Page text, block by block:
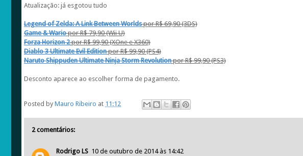
Atualização: já esgotou tudo
Legend of Zelda: A Link Between Worldspor R$ 69,90 (3DS)
Game & Wariopor R$ 79,90 (Wii U)
Forza Horizon 2por R$ 99,90 (XOne e X360)
Diablo 3 Ultimate Evil Editionpor R$ 99,90 (PS4)
Naruto Shippuden Ultimate Ninja Storm Revolutionpor R$ 99,90 (PS3)
Desconto aparece ao escolher forma de pagamento.
Posted by Mauro Ribeiro at 11:12
2 comentários:
Rodrigo LS 10 de outubro de 2014 às 14:42